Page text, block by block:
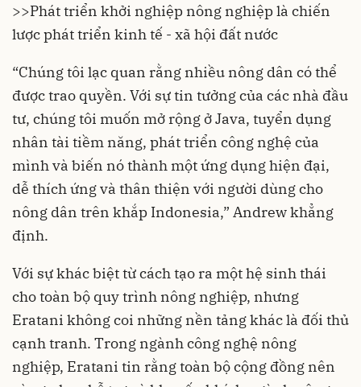
>>Phát triển khởi nghiệp nông nghiệp là chiến
lược phát triển kinh tế - xã hội đất nước
“Chúng tôi lạc quan rằng nhiều nông dân có thể
được trao quyền. Với sự tin tưởng của các nhà đầu
tư, chúng tôi muốn mở rộng ở Java, tuyển dụng
nhân tài tiềm năng, phát triển công nghệ của
mình và biến nó thành một ứng dụng hiện đại,
dễ thích ứng và thân thiện với người dùng cho
nông dân trên khắp Indonesia,” Andrew khẳng
định.
Với sự khác biệt từ cách tạo ra một hệ sinh thái
cho toàn bộ quy trình nông nghiệp, nhưng
Eratani không coi những nền tảng khác là đối thủ
cạnh tranh. Trong ngành công nghệ nông
nghiệp, Eratani tin rằng toàn bộ cộng đồng nên